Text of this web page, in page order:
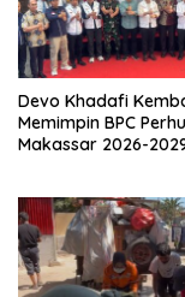
Devo Khadafi
Memimpin BPC
Makassar 2026-
Multidimensi